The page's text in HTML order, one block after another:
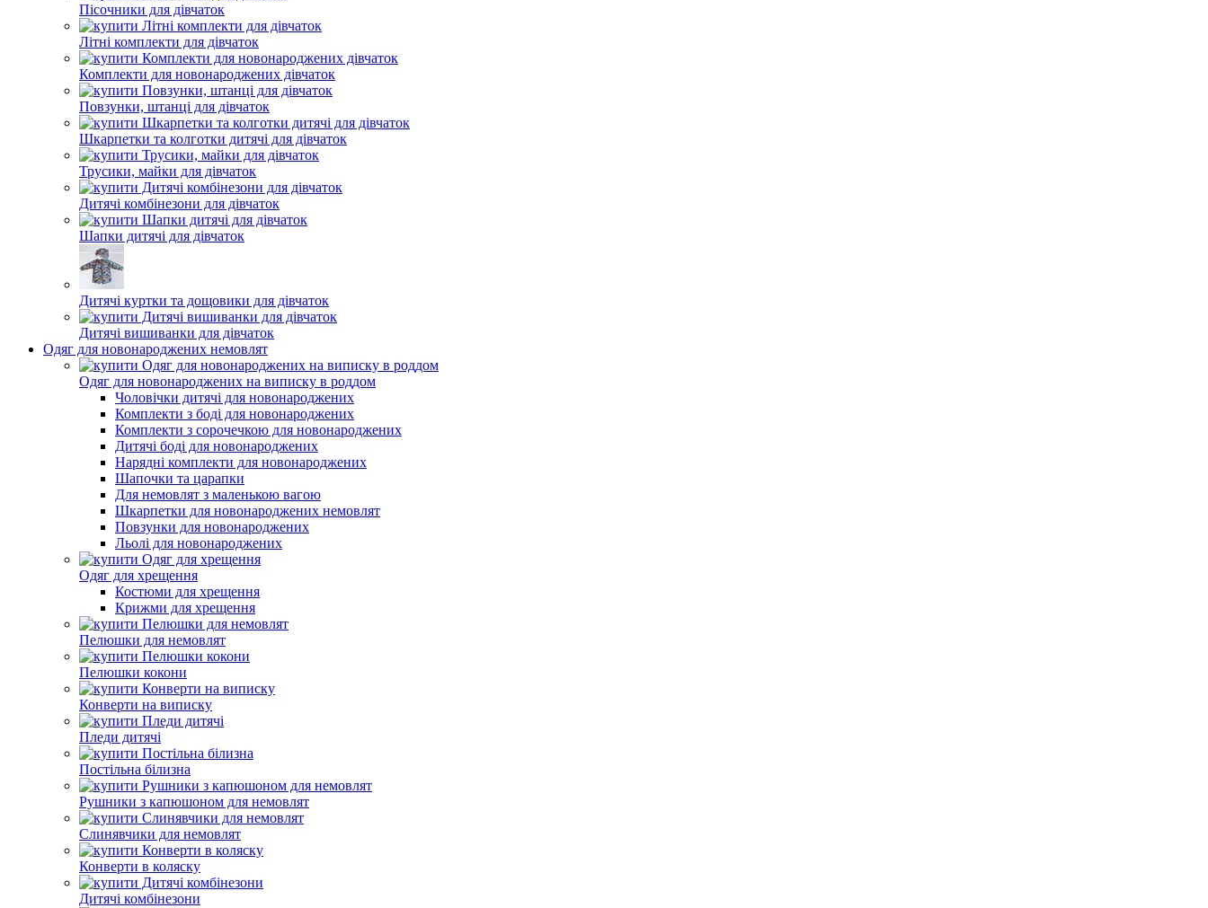
Пісочники для дівчаток
Літні комплекти для дівчаток
Комплекти для новонароджених дівчаток
Повзунки, штанці для дівчаток
Шкарпетки та колготки дитячі для дівчаток
Трусики, майки для дівчаток
Дитячі комбінезони для дівчаток
Шапки дитячі для дівчаток
Дитячі куртки та дощовики для дівчаток
Дитячі вишиванки для дівчаток
Одяг для новонароджених немовлят
Одяг для новонароджених на виписку в роддом
Чоловічки дитячі для новонароджених
Комплекти з боді для новонароджених
Комплекти з сорочечкою для новонароджених
Дитячі боді для новонароджених
Нарядні комплекти для новонароджених
Шапочки та царапки
Для немовлят з маленькою вагою
Шкарпетки для новонароджених немовлят
Повзунки для новонароджених
Льолі для новонароджених
Одяг для хрещення
Костюми для хрещення
Крижми для хрещення
Пелюшки для немовлят
Пелюшки кокони
Конверти на виписку
Пледи дитячі
Постільна білизна
Рушники з капюшоном для немовлят
Слинявчики для немовлят
Конверти в коляску
Дитячі комбінезони